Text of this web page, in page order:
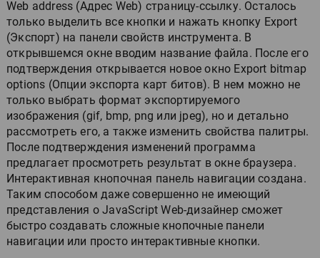
Web address (Адрес Web) страницу-ссылку. Осталось
только выделить все кнопки и нажать кнопку Export
(Экспорт) на панели свойств инструмента. В
открывшемся окне вводим название файла. После его
подтверждения открывается новое окно Export bitmap
options (Опции экспорта карт битов). В нем можно не
только выбрать формат экспортируемого
изображения (gif, bmp, png или jpeg), но и детально
рассмотреть его, а также изменить свойства палитры.
После подтверждения изменений программа
предлагает просмотреть результат в окне брaузера.
Интерактивная кнопочная панель навигации создана.
Таким способом даже совершенно не имеющий
представления о JavaScript Web-дизайнер сможет
быстро создавать сложные кнопочные панели
навигации или просто интерактивные кнопки.